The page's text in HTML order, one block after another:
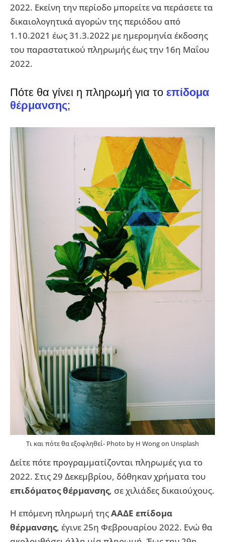
2022. Εκείνη την περίοδο μπορείτε να περάσετε τα
δικαιολογητικά αγορών της περιόδου από
1.10.2021 έως 31.3.2022 με ημερομηνία έκδοσης
του παραστατικού πληρωμής έως την 16η Μαΐου
2022.
Πότε θα γίνει η πληρωμή για το επίδομα
θέρμανσης;
Tι και πότε θα εξοφληθεί- Photo by H Wong on Unsplash
Δείτε πότε προγραμματίζονται πληρωμές για το
2022. Στις 29 Δεκεμβρίου, δόθηκαν χρήματα του
επιδόματος θέρμανσης, σε χιλιάδες δικαιούχους.
Η επόμενη πληρωμή τηςΑΑΔΕ επίδομα
θέρμανσης, έγινε 25η Φεβρουαρίου 2022. Ενώ θα